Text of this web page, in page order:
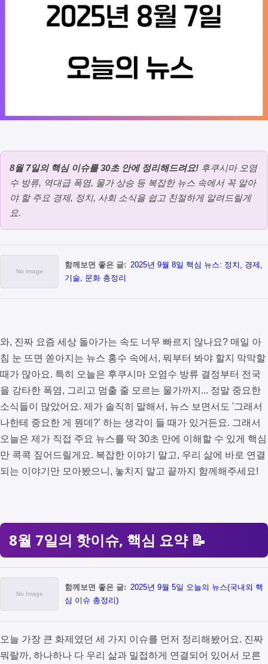
8월 7일의 핵심 이슈를 30초 안에 정리해드려요! 후쿠시마 오염
수 방류, 역대급 폭염, 물가 상승 등 복잡한 뉴스 속에서 꼭 알아
야 할 주요 경제, 정치, 사회 소식을 쉽고 친절하게 알려드릴게
요.
함께보면 좋은 글: 2025년 9월 8일 핵심 뉴스: 정치, 경제,
기술, 문화 총정리
와, 진짜 요즘 세상 돌아가는 속도 너무 빠르지 않나요? 매일 아
침 눈 뜨면 쏟아지는 뉴스 홍수 속에서, 뭐부터 봐야 할지 막막할
때가 많아요. 특히 오늘은 후쿠시마 오염수 방류 결정부터 전국
을 강타한 폭염, 그리고 멈출 줄 모르는 물가까지... 정말 중요한
소식들이 많았어요. 제가 솔직히 말해서, 뉴스 보면서도 '그래서
나한테 중요한 게 뭔데?' 하는 생각이 들 때가 있거든요. 그래서
오늘은 제가 직접 주요 뉴스를 딱 30초 만에 이해할 수 있게 핵심
만 콕콕 짚어드릴게요. 복잡한 이야기 말고, 우리 삶에 바로 연결
되는 이야기만 모아봤으니, 놓치지 말고 끝까지 함께해주세요!
8월 7일의 핫이슈, 핵심 요약 📝
함께보면 좋은 글: 2025년 9월 5일 오늘의 뉴스(국내외 핵
심 이슈 총정리)
오늘 가장 큰 화제였던 세 가지 이슈를 먼저 정리해봤어요. 진짜
뭐랄까, 하나하나 다 우리 삶과 밀접하게 연결되어 있어서 모른